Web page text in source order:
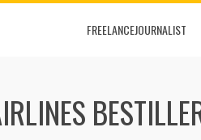
FREELANCEJOURNALIST